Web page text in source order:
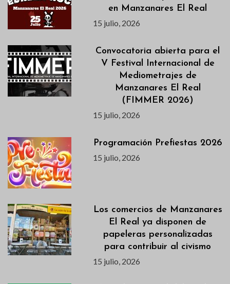
en Manzanares El Real
15 julio, 2026
Convocatoria abierta para el
V Festival Internacional de
Mediometrajes de
Manzanares El Real
(FIMMER 2026)
15 julio, 2026
Programación Prefiestas 2026
15 julio, 2026
Los comercios de Manzanares
El Real ya disponen de
papeleras personalizadas
para contribuir al civismo
15 julio, 2026